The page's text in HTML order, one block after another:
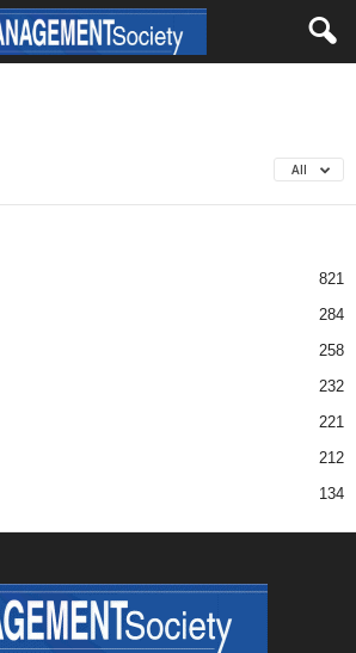
All
821
284
258
232
221
212
134